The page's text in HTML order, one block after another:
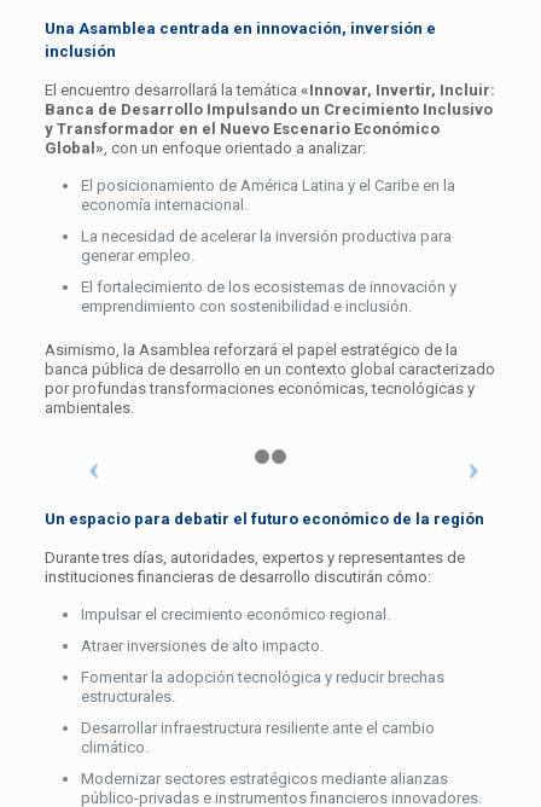
Una Asamblea centrada en innovación, inversión e
inclusión
El encuentro desarrollará la temática «Innovar, Invertir, Incluir:
Banca de Desarrollo Impulsando un Crecimiento Inclusivo
y Transformador en el Nuevo Escenario Económico
Global», con un enfoque orientado a analizar:
El posicionamiento de América Latina y el Caribe en la
economía internacional.
La necesidad de acelerar la inversión productiva para
generar empleo.
El fortalecimiento de los ecosistemas de innovación y
emprendimiento con sostenibilidad e inclusión.
Asimismo, la Asamblea reforzará el papel estratégico de la
banca pública de desarrollo en un contexto global caracterizado
por profundas transformaciones económicas, tecnológicas y
ambientales.
Un espacio para debatir el futuro económico de la región
Durante tres días, autoridades, expertos y representantes de
instituciones financieras de desarrollo discutirán cómo:
Impulsar el crecimiento económico regional.
Atraer inversiones de alto impacto.
Fomentar la adopción tecnológica y reducir brechas
estructurales.
Desarrollar infraestructura resiliente ante el cambio
climático.
Modernizar sectores estratégicos mediante alianzas
público-privadas e instrumentos financieros innovadores.